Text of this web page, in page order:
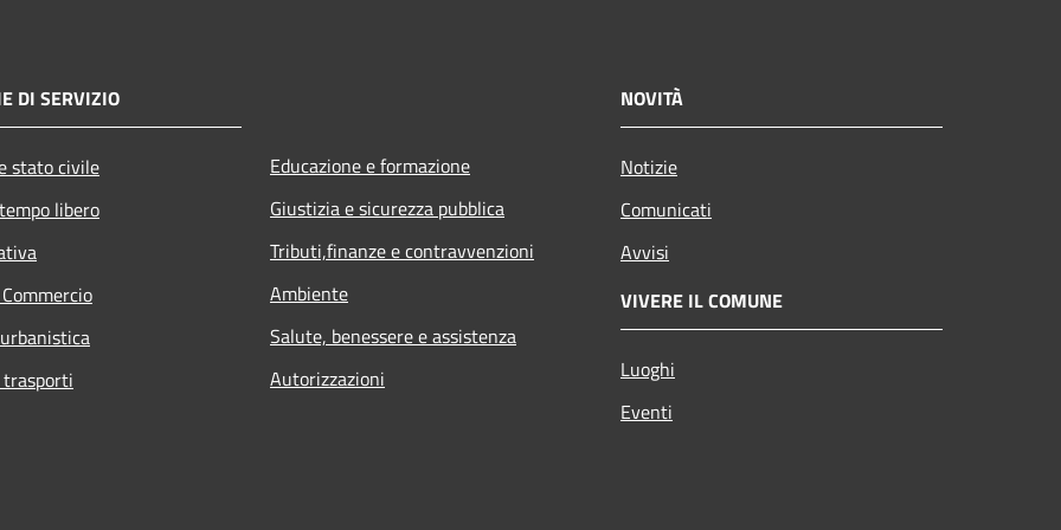
DI SERVIZIO
stato civile
libero
Educazione e formazione
Giustizia e sicurezza pubblica
Tributi,finanze e contravvenzioni
Ambiente
Salute, benessere e assistenza
Autorizzazioni
NOVITÀ
Notizie
Comunicati
Avvisi
VIVERE IL COMUNE
Luoghi
Eventi